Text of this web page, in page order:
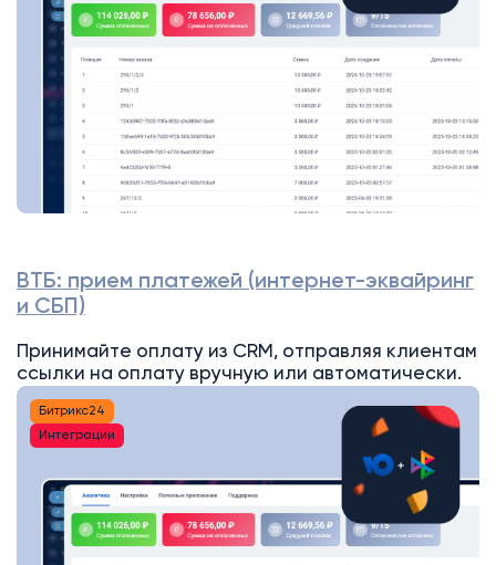
ВТБ: прием платежей (интернет-эквайринг
и СБП)
Принимайте оплату из CRM, отправляя клиентам
ссылки на оплату вручную или автоматически.
Битрикс24
Интеграции